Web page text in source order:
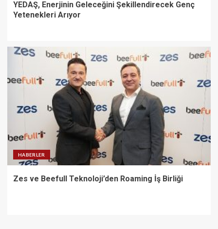
YEDAŞ, Enerjinin Geleceğini Şekillendirecek Genç
Yetenekleri Arıyor
HABERLER
Zes ve Beefull Teknoloji’den Roaming İş Birliği